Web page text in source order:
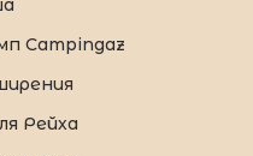
Campingaz
Рейха